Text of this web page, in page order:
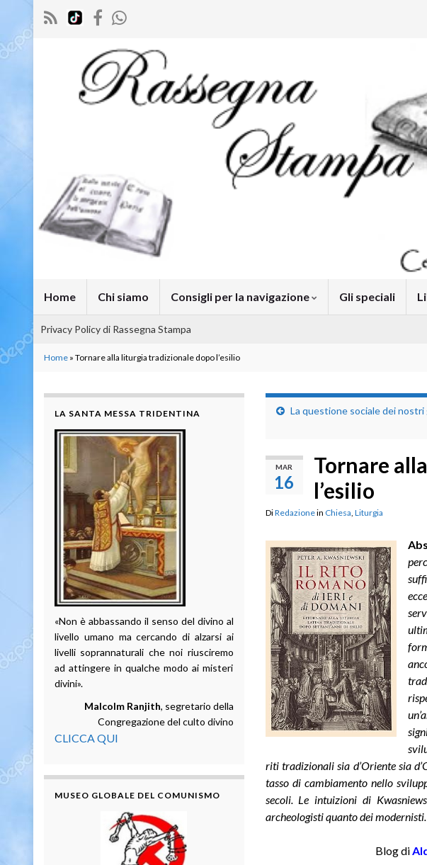
Home Chi siamo Consigli per la navigazione Gli speciali
Privacy Policy di Rassegna Stampa
Home » Tornare alla liturgia tradizionale dopo l’esilio
La questione sociale dei nostri
MAR
16
Tornare
l’esilio
DiRedazionein Chiesa Liturgia
riti tradizionali sia d’Oriente sia
tasso di cambiamento nello
secoli. Le intuizioni di
archeologisti quanto dei modernisti.
Blog di
LA SANTA MESSA TRIDENTINA
«Non è abbassando il senso del divino al
livello umano ma cercando di alzarsi ai
livelli soprannaturali che noi riusciremo
ad attingere in qualche modo ai misteri
divini».
Malcolm Ranjith, segretario della
Congregazione del culto divino
CLICCA QUI
MUSEO GLOBALE DEL COMUNISMO